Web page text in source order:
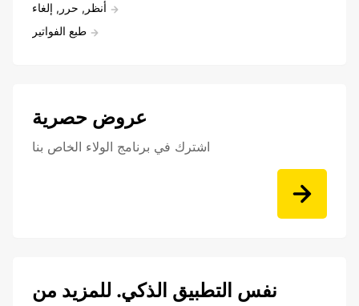
أنظر, حرر, إلغاء
طبع الفواتير
عروض حصرية
اشترك في برنامج الولاء الخاص بنا
نفس التطبيق الذكي. للمزيد من